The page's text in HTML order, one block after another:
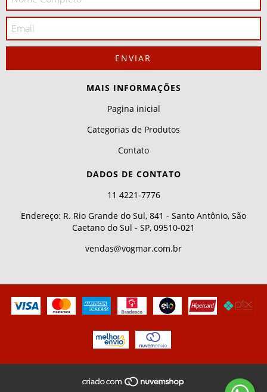
MAIS INFORMAÇÕES
Pagina inicial
Categorias de Produtos
Contato
DADOS DE CONTATO
11 4221-7776
Endereço: R. Rio Grande do Sul, 841 - Santo Antônio, São
Caetano do Sul - SP, 09510-021
vendas@vogmar.com.br